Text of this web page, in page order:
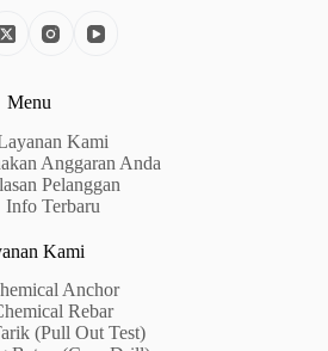
Menu
Kami
Anggaran Anda
Pelanggan
Info Terbaru
Kami
Anchor
Rebar
(Pull Out Test)